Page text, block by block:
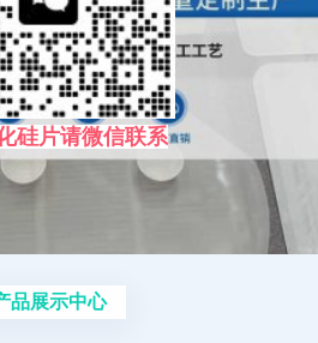
硅片请微信联系
品展示中心